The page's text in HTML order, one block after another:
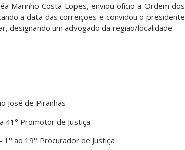
Marinho Costa Lopes, enviou ofício a Ordem dos
a data das correições e convidou o presidente
designando um advogado da região/localidade.
José de Piranhas
41° Promotor de Justiça
ao 19° Procurador de Justiça